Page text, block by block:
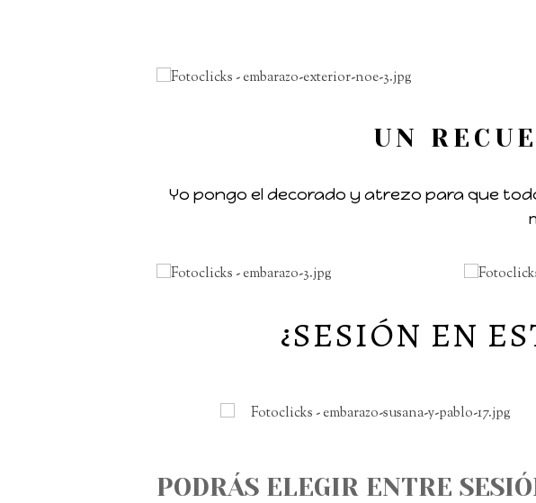
UN
Yo pongo el decorado y atrezo para que
¿SESIÓN EN
PODRÁS ELEGIR ENTRE